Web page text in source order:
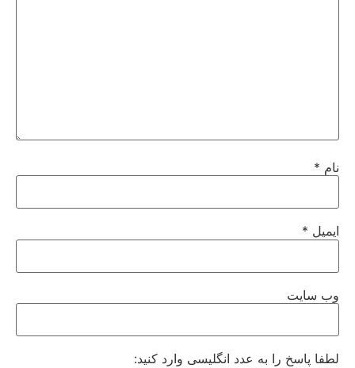
نام *
ایمیل *
وب‌ سایت
لطفا پاسخ را به عدد انگلیسی وارد کنید: